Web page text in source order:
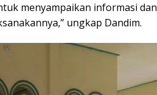
menyampaikan informasi dan
ungkap Dandim.